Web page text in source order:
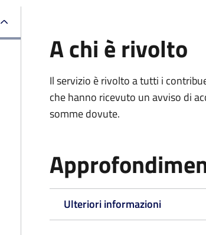
A chi è rivolto
Il servizio è rivolto a tutti i
che hanno ricevuto un avviso di
somme dovute.
Ulteriori informazioni